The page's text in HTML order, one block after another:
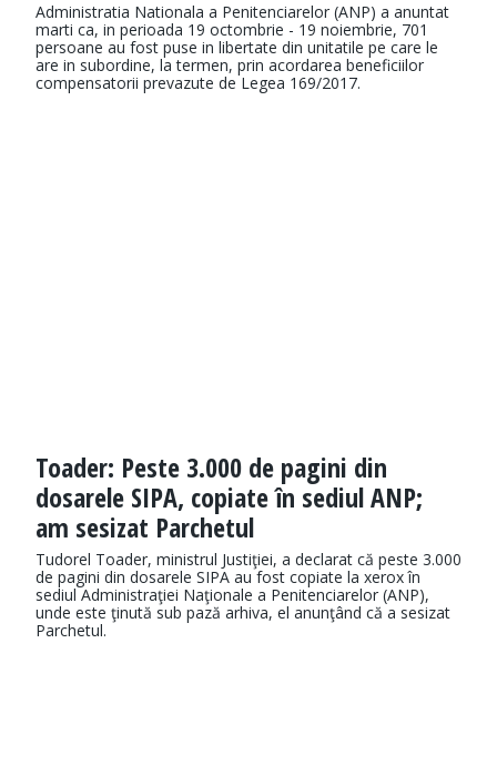
Administratia Nationala a Penitenciarelor (ANP) a anuntat
marti ca, in perioada 19 octombrie - 19 noiembrie, 701
persoane au fost puse in libertate din unitatile pe care le
are in subordine, la termen, prin acordarea beneficiilor
compensatorii prevazute de Legea 169/2017.
Toader: Peste 3.000 de pagini din
dosarele SIPA, copiate în sediul ANP;
am sesizat Parchetul
Tudorel Toader, ministrul Justiţiei, a declarat că peste 3.000
de pagini din dosarele SIPA au fost copiate la xerox în
sediul Administraţiei Naţionale a Penitenciarelor (ANP),
unde este ţinută sub pază arhiva, el anunţând că a sesizat
Parchetul.